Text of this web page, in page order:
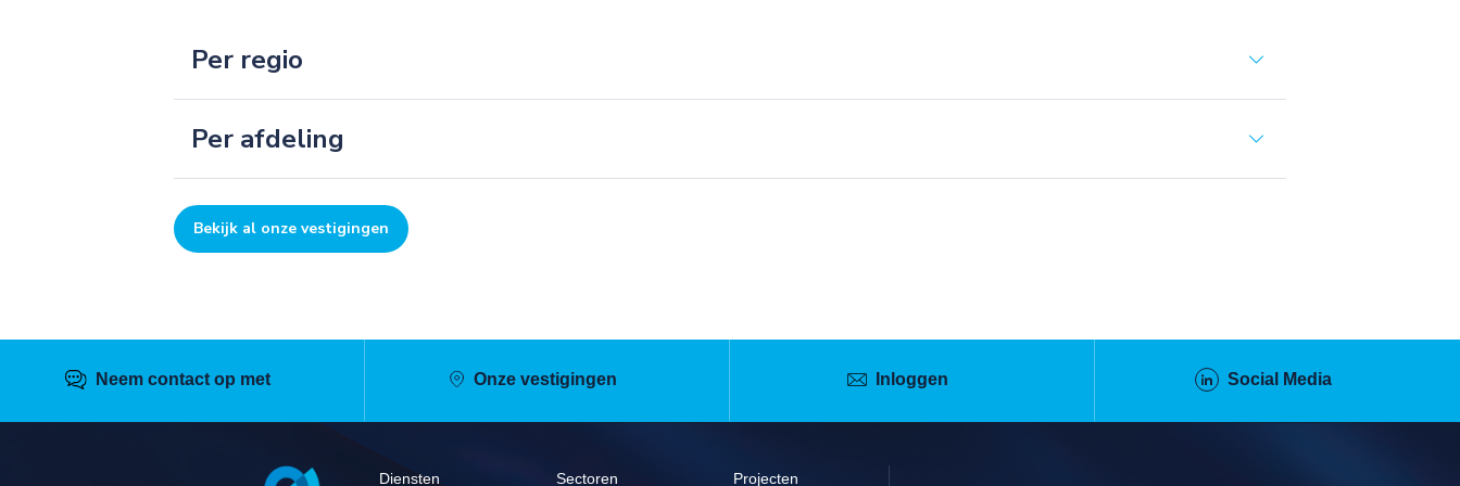
Per regio
Per afdeling
Bekijk al onze vestigingen
Neem contact op met Onze vestigingen Inloggen Social Media
Pied Diensten Sectoren Projecten